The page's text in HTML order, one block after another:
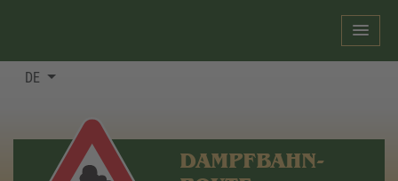
DE
DAMPFBAHN-